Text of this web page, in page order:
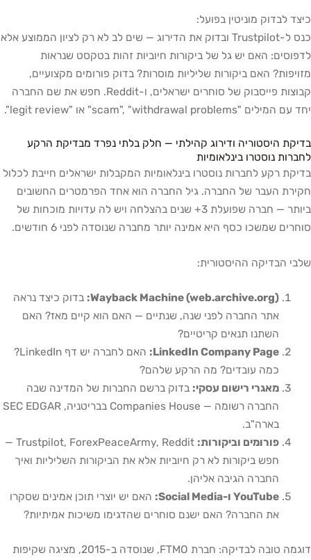
כיצד לבדוק מוניטין בפועל:
כנס ל-Trustpilot ובדוק את הדירוג — שים לב לא רק לציון הממוצע אלא
לדפוסים: האם יש גל של ביקורות חיוביות זהות בטקסט שנראות
מזויפות? האם ביקורות שליליות מוסרות? בדוק פורומים מקצועיים,
קבוצות פייסבוק של סוחרים ישראלים, ו-Reddit. חפש את שם החברה
יחד עם המילים "scam", "withdrawal problems" או "legit review".
בדיקת היסטוריה ודירוג קהילתי — חלק בלתי נפרד מבדיקת הרקע
לחברות נוסטרו בינלאומיות
בדיקת רקע לחברות נוסטרו בינלאומיות המקבלות ישראלים חייבת לכלול
חקירת העבר של החברה. גיל החברה הוא אחד הפרמטרים החשובים
ביותר — חברה שפועלת 3+ שנים בהצלחה ויש לה עדויות מוכחות של
סוחרים שמשכו כסף היא אמינה יותר מחברה שנוסדה לפני 6 חודשים.
שלבי הבדיקה ההיסטורית:
Wayback Machine (web.archive.org): בדוק כיצד נראה
אתר החברה לפני שנה, שנתיים — האם הוא קיים מאז? האם
השתנו תנאים קריטיים?
LinkedIn Company Page:
האם לחברה יש דף LinkedIn?
כמה עובדים? מה הרקע שלהם?
מאגרי רישום עסקי: בדוק ברשם החברות של המדינה שבה
החברה רשומה — Companies House בבריטניה, SEC EDGAR
בארה"ב.
פורומים וביקורות:
Trustpilot, ForexPeaceArmy, Reddit —
חפש ביקורות לא רק חיוביות אלא את הביקורות השליליות ואיך
החברה הגיבה אליהן.
YouTube ו-Social Media:
האם יש יוצרי תוכן אמינים שסקרו
את החברה? האם ישנם סוחרים שהדגימו משיכות אמיתיות?
דוגמה טובה לבדיקה: חברת FTMO, שנוסדה ב-2015, מציגה שקיפות